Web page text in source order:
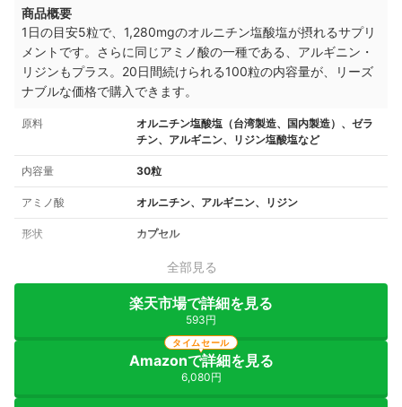
ン脂肪酸エス
テル、イカス
ミ色素、植物
商品概要
1日の目安5粒で、1,280mgのオルニチン塩酸塩が摂れるサプリ
メントです。さらに同じアミノ酸の一種である、アルギニン・
リジンもプラス。20日間続けられる100粒の内容量が、リーズ
ナブルな価格で購入できます。
原料
オルニチン塩酸塩（台湾製造、国内製造）、ゼラ
チン、アルギニン、リジン塩酸塩など
内容量 30粒
アミノ酸 オルニチン、アルギニン、リジン
形状 カプセル
全部見る
楽天市場で詳細を見る
593円
Amazonで詳細を見る
6,080円
タイムセール